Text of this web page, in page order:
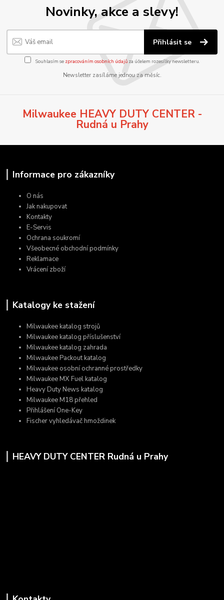
Novinky, akce a slevy!
Přihlásit se
Souhlasím se zpracováním osobních údajůza účelem rozesílky newsletteru.
Newsletter zasíláme jednou za měsíc.
Milwaukee HEAVY DUTY CENTER -
Rudná u Prahy
Informace pro zákazníky
O nás
Jak nakupovat
Kontakty
E-Servis
Ochrana soukromí
Všeobecné obchodní podmínky
Reklamace
Vrácení zboží
Katalogy ke stažení
Milwaukee katalog strojů
Milwaukee katalog příslušenství
Milwaukee katalog zahrada
Milwaukee Packout katalog
Milwaukee osobní ochranné prostředky
Milwaukee MX Fuel katalog
Heavy Duty News katalog
Milwaukee M18 přehled
Přihlášení One-Key
Fischer vyhledávač hmoždinek
HEAVY DUTY CENTER Rudná u Prahy